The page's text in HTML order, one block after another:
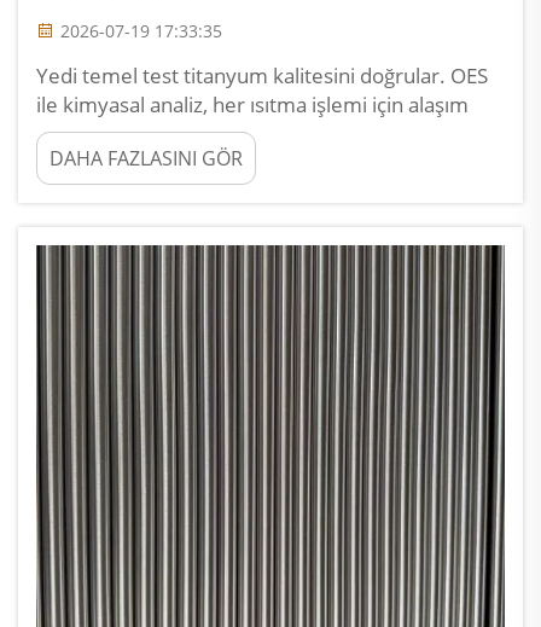
2026-07-19 17:33:35
Yedi temel test titanyum kalitesini doğrular. OES
ile kimyasal analiz, her ısıtma işlemi için alaşım
bileşimini gerçek ölçülen değerlerle teyit eder.
Uyarı işareti: Gerçek sayılar yerine yalnızca özellik
sınırlarını gösteren sertifikalar.
DAHA FAZLASINI GÖR